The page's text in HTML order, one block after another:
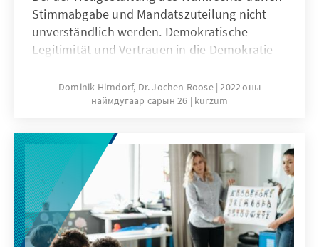
Stimmabgabe und Mandatszuteilung nicht
unverständlich werden. Demokratische
Legitimität und Vertrauen in die Demokratie
Wahlverfahren. Eine „Ersatzstimme“ wird
diesem Kriterium genauso wenig gerecht, wie
Kandidierende, die in ihrem Wahlkreis nicht
die meisten Stimmen errungen haben.
Dominik Hirndorf, Dr. Jochen Roose 2022 оны
наймдугаар сарын 26
kurzum